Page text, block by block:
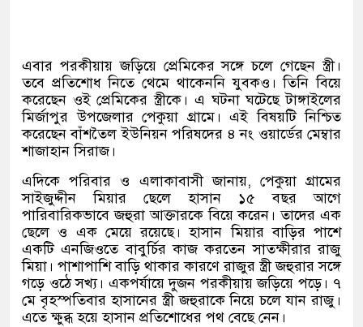
এবার পরকীয়ায় জড়িয়ে প্রেমিকের সঙ্গে চলে গেছেন স্ত্রী।
তবে প্রতিশোধ নিতে থেমে থাকেননি যুবকও। তিনি বিয়ে
করেছেন ওই প্রেমিকের স্ত্রীকে। এ ঘটনা ঘটেছে টাঙ্গাইলের
মির্জাপুর উপজেলার পেকুয়া গ্রামে। এই বিষয়টি নিশ্চিত
করেছেন বাঁশতৈল ইউনিয়ন পরিষদের ৪ নং ওয়ার্ডের মেম্বার
শাজাহান সিরাজ।
এদিকে পরিবার ও এলাকাবাসী জানায়, পেকুয়া গ্রামের
সাইজুদ্দীন মিয়ার ছেলে হাসান ১৫ বছর আগে
পারিবারিকভাবে জহুরা আক্তারকে বিয়ে করেন। তাদের এক
ছেলে ও এক মেয়ে রয়েছে। হাসান মিয়ার বাড়ির পাশে
একটি এনজিওতে বাবুর্চির কাজ করতেন সাতক্ষীরার রাজু
মিয়া। পাশাপাশি বাড়ি থাকার কারণে রাজুর স্ত্রী জহুরার সঙ্গে
গড়ে ওঠে সখ্য। একপর্যায়ে দুজন পরকীয়ায় জড়িয়ে পড়ে। ৭
মে বৃহস্পতিবার হাসানের স্ত্রী জহুরাকে নিয়ে চলে যান রাজু।
এতে ক্ষুব্ধ হয়ে হাসান প্রতিশোধের পথ বেছে নেন।